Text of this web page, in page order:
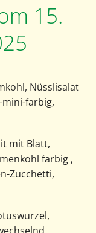
15.
Nüsslisalat
farbig,
mit Blatt,
farbig ,
Zucchetti,